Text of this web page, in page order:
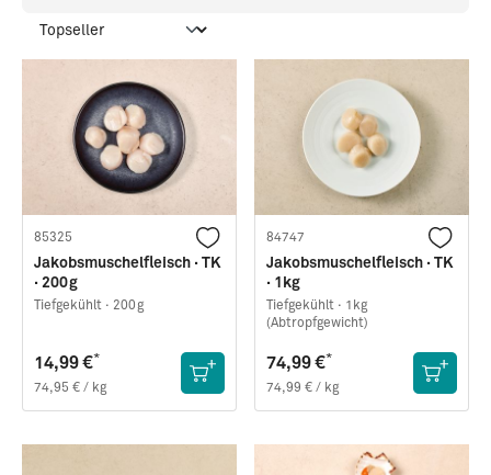
85325
Jakobsmuschelfleisch · TK
· 200g
Tiefgekühlt · 200g
14,99 €*
74,95 € / kg
84747
Jakobsmuschelfleisch · TK
· 1kg
Tiefgekühlt · 1kg
(Abtropfgewicht)
74,99 €*
74,99 € / kg